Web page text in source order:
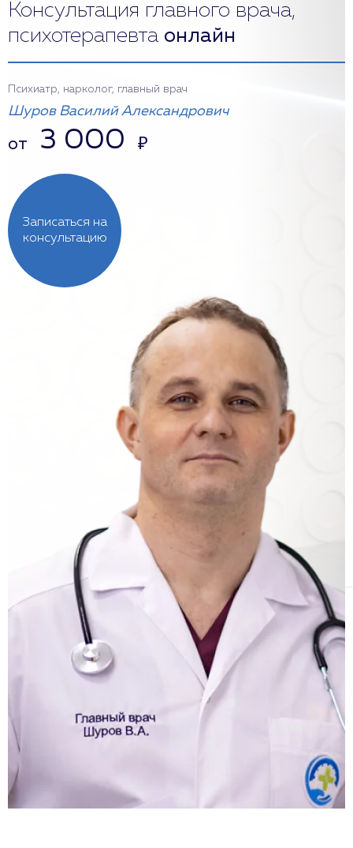
Консультация главного врача,
психотерапевта онлайн
Записаться на
консультацию
Психиатр, нарколог, главный врач
Шуров Василий Александрович
от 3 000 ₽